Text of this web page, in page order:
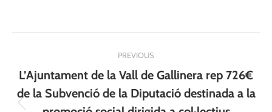
navigation
PREVIOUS
Previous
L’Ajuntament de la Vall de Gallinera rep 726€
de la Subvenció de la Diputació destinada a la